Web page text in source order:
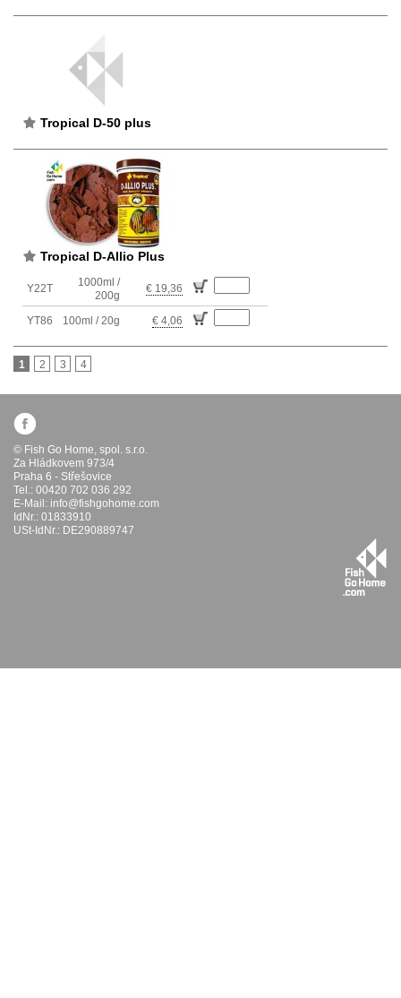
Tropical D-50 plus
Tropical D-Allio Plus
Y22T
1000ml /
200g
€ 19,36
YT86 100ml / 20g € 4,06
1 2 3 4
© Fish Go Home, spol. s.r.o.
Za Hládkovem 973/4
Praha 6 - Střešovice
Tel.: 00420 702 036 292
E-Mail: info@fishgohome.com
IdNr.: 01833910
USt-IdNr.: DE290889747